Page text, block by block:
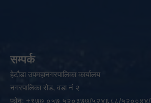
सम्पर्क
हेटौडा उपमहानगरपालिका कार्यालय
नगरपालिका रोड, वडा नं २
फोन: +९७७ ०५७ ५२०३७७/५२४६८८/५२००४४/